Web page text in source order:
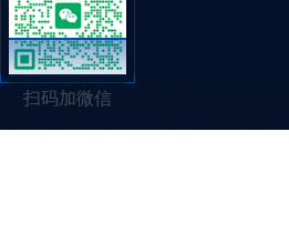
扫码加微信